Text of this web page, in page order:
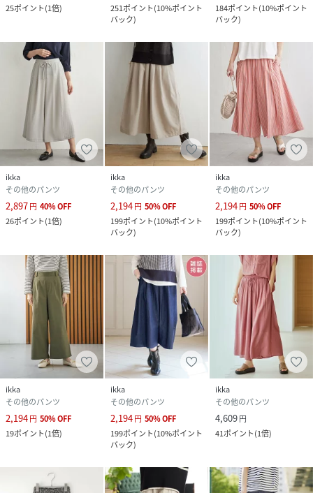
25ポイント(1倍)
251ポイント(10%ポイント
バック)
184ポイント(10%ポイント
バック)
ikka
その他のパンツ
2,897円 40%OFF
26ポイント(1倍)
ikka
その他のパンツ
2,194円 50%OFF
199ポイント(10%ポイント
バック)
ikka
その他のパンツ
2,194円 50%OFF
199ポイント(10%ポイント
バック)
ikka
その他のパンツ
2,194円 50%OFF
19ポイント(1倍)
ikka
その他のパンツ
2,194円 50%OFF
199ポイント(10%ポイント
バック)
ikka
その他のパンツ
4,609円
41ポイント(1倍)